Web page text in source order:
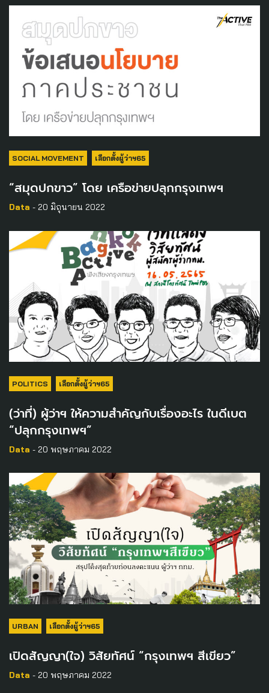
SOCIAL MOVEMENT เลือกตั้งผู้ว่าฯ65
“สมุดปกขาว” โดย เครือข่ายปลุกกรุงเทพฯ
Data - 20 มิถุนายน 2022
POLITICS เลือกตั้งผู้ว่าฯ65
(ว่าที่) ผู้ว่าฯ ให้ความสำคัญกับเรื่องอะไร ในดีเบต
“ปลุกกรุงเทพฯ”
Data - 20 พฤษภาคม 2022
URBAN เลือกตั้งผู้ว่าฯ65
เปิดสัญญา(ใจ) วิสัยทัศน์ “กรุงเทพฯ สีเขียว”
Data - 20 พฤษภาคม 2022